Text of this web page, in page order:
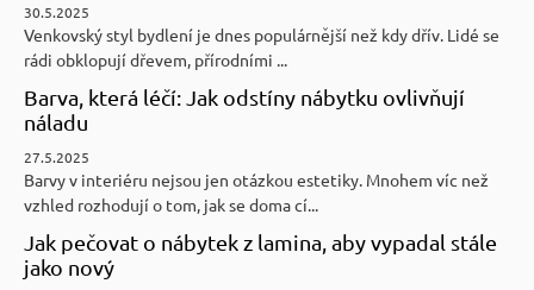
30.5.2025
Venkovský styl bydlení je dnes populárnější než kdy dřív. Lidé se
rádi obklopují dřevem, přírodními ...
Barva, která léčí: Jak odstíny nábytku ovlivňují
náladu
27.5.2025
Barvy v interiéru nejsou jen otázkou estetiky. Mnohem víc než
vzhled rozhodují o tom, jak se doma cí...
Jak pečovat o nábytek z lamina, aby vypadal stále
jako nový